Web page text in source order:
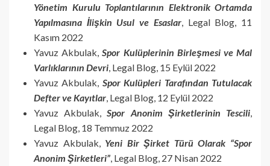
Yönetim Kurulu Toplantılarının Elektronik Ortamda
Yapılmasına İlişkin Usul ve Esaslar, Legal Blog, 11
Kasım 2022
Yavuz Akbulak,Spor Kulüplerinin Birleşmesi ve Mal
Varlıklarının Devri , Legal Blog, 15 Eylül 2022
Yavuz Akbulak, Spor Kulüpleri Tarafından Tutulacak
Defter ve Kayıtlar , Legal Blog, 12 Eylül 2022
Yavuz Akbulak,Spor Anonim Şirketlerinin Tescili
Legal Blog, 18 Temmuz 2022
Yavuz Akbulak, Yeni Bir Şirket Türü Olarak “Spor
Anonim Şirketleri” , Legal Blog, 27 Nisan 2022